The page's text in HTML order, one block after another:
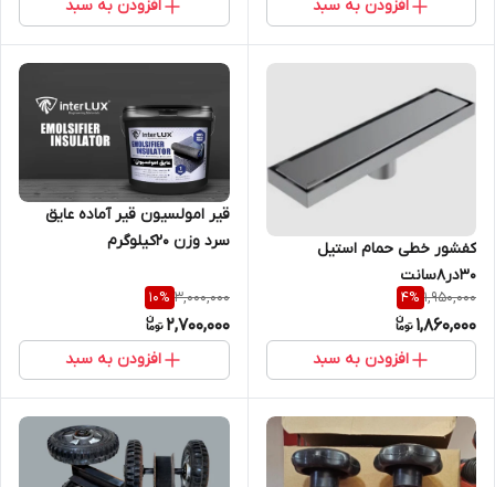
افزودن به سبد افزودن به سبد
کفشور خطی حمام استیل
30در8سانت
1,950,000
4%
1,860,000
افزودن به سبد
قیر امولسیون قیر آماده عایق
سرد وزن 20کیلوگرم
3,000,000
10%
2,700,000
افزودن به سبد